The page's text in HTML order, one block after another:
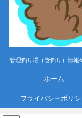
管理釣り場（管釣り）情報
ホーム
プライバシーポリシ